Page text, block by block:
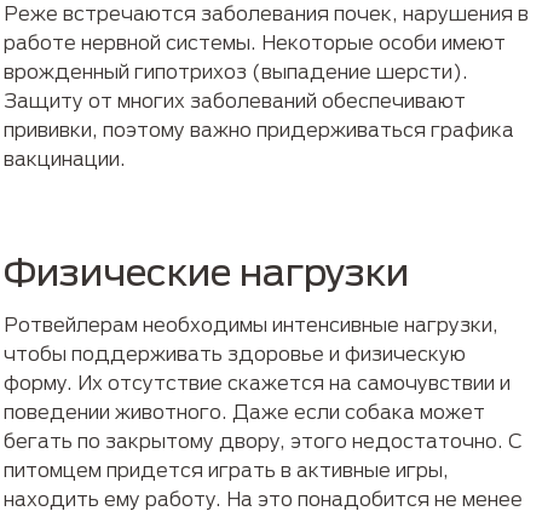
Реже встречаются заболевания почек, нарушения в
работе нервной системы. Некоторые особи имеют
врожденный гипотрихоз (выпадение шерсти).
Защиту от многих заболеваний обеспечивают
прививки, поэтому важно придерживаться графика
вакцинации.
Физические нагрузки
Ротвейлерам необходимы интенсивные нагрузки,
чтобы поддерживать здоровье и физическую
форму. Их отсутствие скажется на самочувствии и
поведении животного. Даже если собака может
бегать по закрытому двору, этого недостаточно. С
питомцем придется играть в активные игры,
находить ему работу. На это понадобится не менее